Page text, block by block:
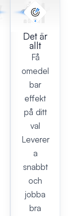
Det är
allt
Få
omedel
bar
effekt
på ditt
val
Leverer
a
snabbt
och
jobba
bra